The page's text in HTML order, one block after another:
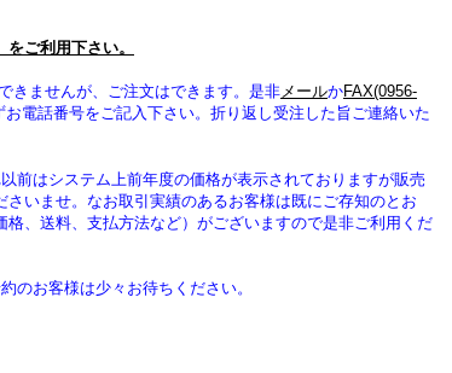
ご利用下さい。
きませんが、ご注文はできます。是非メールかFAX(0956-
電話番号をご記入下さい。折り返し受注した旨ご連絡いた
前はシステム上前年度の価格が表示されておりますが販売
いませ。なお取引実績のあるお客様は既にご存知のとお
、送料、支払方法など）がございますので是非ご利用くだ
のお客様は少々お待ちください。